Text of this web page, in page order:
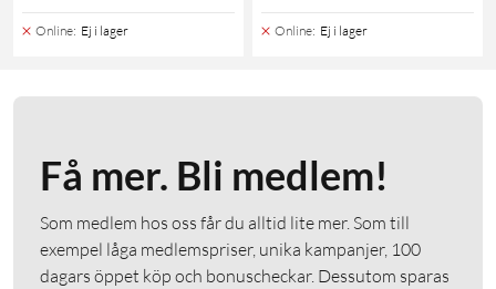
Online: Ej i lager Online: Ej i lager
Få mer. Bli medlem!
Som medlem hos oss får du alltid lite mer. Som till
exempel låga medlemspriser, unika kampanjer, 100
dagars öppet köp och bonuscheckar. Dessutom sparas